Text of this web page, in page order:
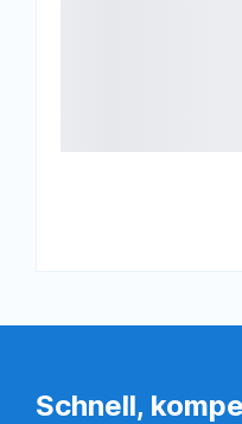
Schnell,